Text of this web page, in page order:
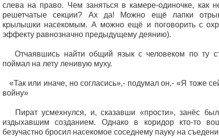
слева на право. Чем заняться в камере-одиночке, как
решетчатые секции? Ах да! Можно ещё лапки
крылышки насекомым. А можно ещё и поговорить с
эффекту равнозначно предыдущему деянию).
Отчаявшись найти общий язык с человеком по ту
поймал на лету ленивую муху.
«Так или иначе, но согласись»,- подумал он,- «Я тоже
войну»
Пират усмехнулся, и, сказавши «прости», занёс
издыхавшим созданием. Однако в коридор кто-то
безучастно бросил насекомое соседнему пауку на